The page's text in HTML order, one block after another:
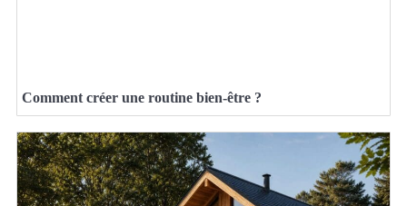
Comment créer une routine bien-être ?